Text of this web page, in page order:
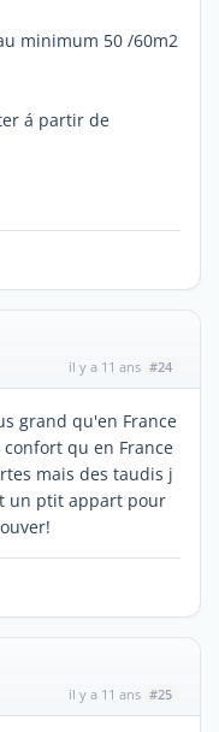
minimum 50 /60m2
á partir de
il y a 11 ans #24
grand qu'en France
qu en France
mais des taudis j
un ptit appart pour
il y a 11 ans #25